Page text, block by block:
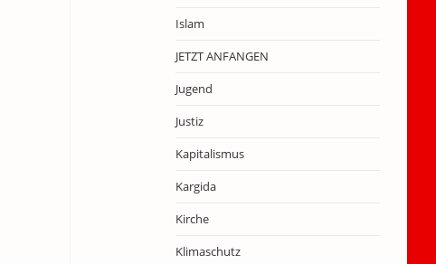
Islam
JETZT ANFANGEN
Jugend
Justiz
Kapitalismus
Kargida
Kirche
Klimaschutz